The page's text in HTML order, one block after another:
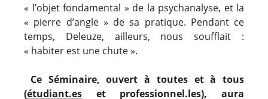
« l’objet fondamental » de la psychanalyse, et la
« pierre d’angle » de sa pratique. Pendant ce
temps, Deleuze, ailleurs, nous soufflait :
« habiter est une chute ».
Ce Séminaire, ouvert à toutes et à tous
(étudiant.es et professionnel.les), aura